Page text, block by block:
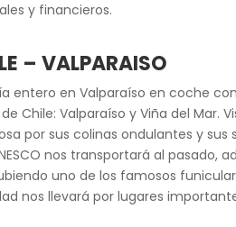
y financieros.
– VALPARAISO
entero en Valparaíso en coche
Chile: Valparaíso y Viña del Mar.
por sus colinas ondulantes y
nos transportará al
uno de los famosos
nos llevará por lugares